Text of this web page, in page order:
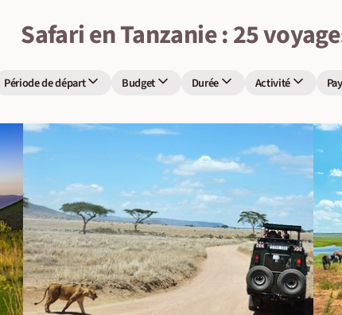
Safari en Tanzanie : 25
Période de départ Budget Durée Activité